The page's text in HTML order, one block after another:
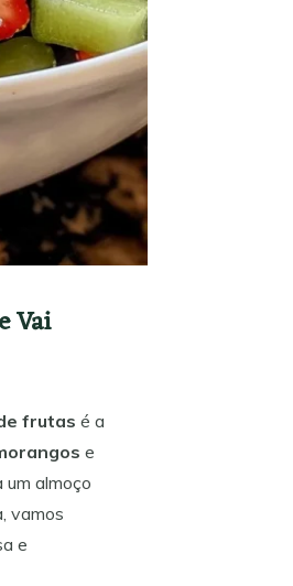
Vai
frutas é a
e
um almoço
vamos
e